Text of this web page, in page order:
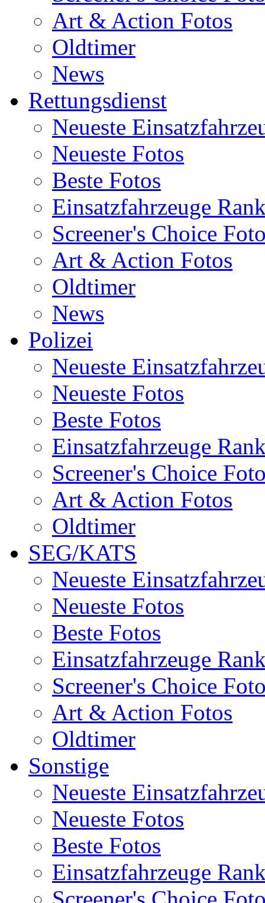
Art & Action Fotos
Oldtimer
News
Rettungsdienst
Neueste
Neueste Fotos
Beste Fotos
Einsatzfahrzeuge
Screener's Choice
Art & Action Fotos
Oldtimer
News
Polizei
Neueste
Neueste Fotos
Beste Fotos
Einsatzfahrzeuge
Screener's Choice
Art & Action Fotos
Oldtimer
SEG/KATS
Neueste
Neueste Fotos
Beste Fotos
Einsatzfahrzeuge
Screener's Choice
Art & Action Fotos
Oldtimer
Sonstige
Neueste
Neueste Fotos
Beste Fotos
Einsatzfahrzeuge